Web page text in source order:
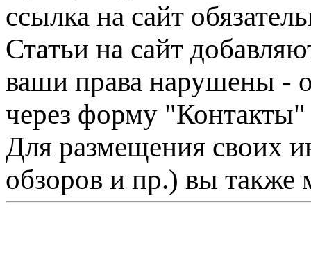
ссылка на сайт
Статьи на сайт
ваши права нарушены -
через форму "Контакты"
Для размещения своих
обзоров и пр.) вы также